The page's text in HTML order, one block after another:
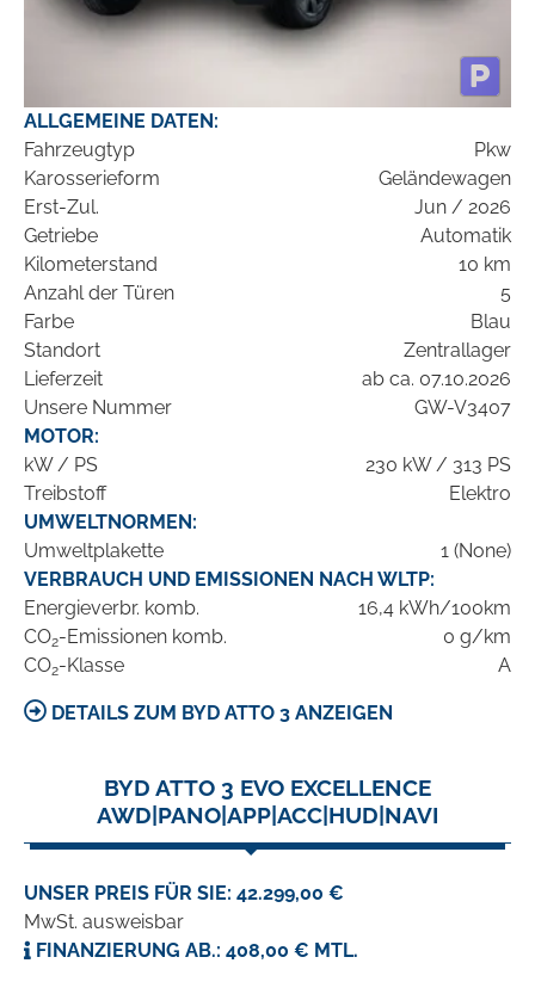
ALLGEMEINE DATEN:
Fahrzeugtyp
Pkw
Karosserieform
Geländewagen
Erst-Zul.
Jun / 2026
Getriebe
Automatik
Kilometerstand
10 km
Anzahl der Türen
5
Farbe
Blau
Standort
Zentrallager
Lieferzeit
ab ca. 07.10.2026
Unsere Nummer
GW-V3407
MOTOR:
kW / PS
230 kW / 313 PS
Treibstoff
Elektro
UMWELTNORMEN:
Umweltplakette
1 (None)
VERBRAUCH UND EMISSIONEN NACH WLTP:
Energieverbr. komb.
16,4 kWh/100km
CO2-Emissionen komb.
0 g/km
CO2-Klasse A
DETAILS ZUM BYD ATTO 3 ANZEIGEN
BYD ATTO 3 EVO EXCELLENCE
AWD|PANO|APP|ACC|HUD|NAVI
UNSER PREIS FÜR SIE: 42.299,00 €
MwSt. ausweisbar
FINANZIERUNG AB.: 408,00 € MTL.